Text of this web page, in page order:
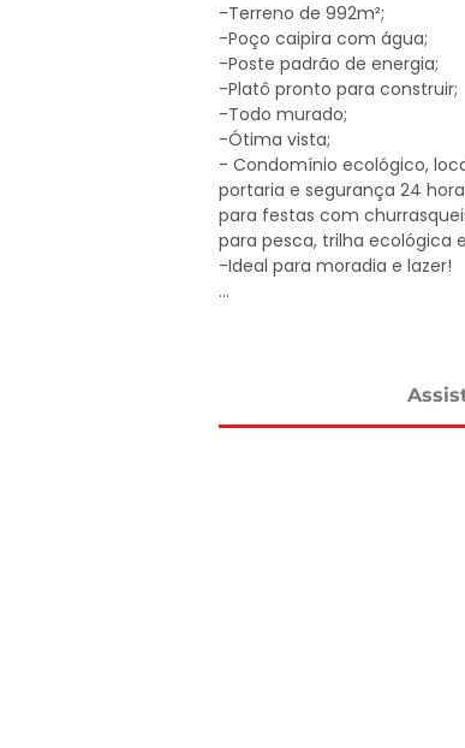
-Terreno de 992m²;
-Poço caipira com água;
-Poste padrão de energia;
-Platô pronto para construir;
-Todo murado;
-Ótima vista;
- Condomínio ecológico,
portaria e segurança 24
para festas com
para pesca, trilha ecológica
-Ideal para moradia e lazer!